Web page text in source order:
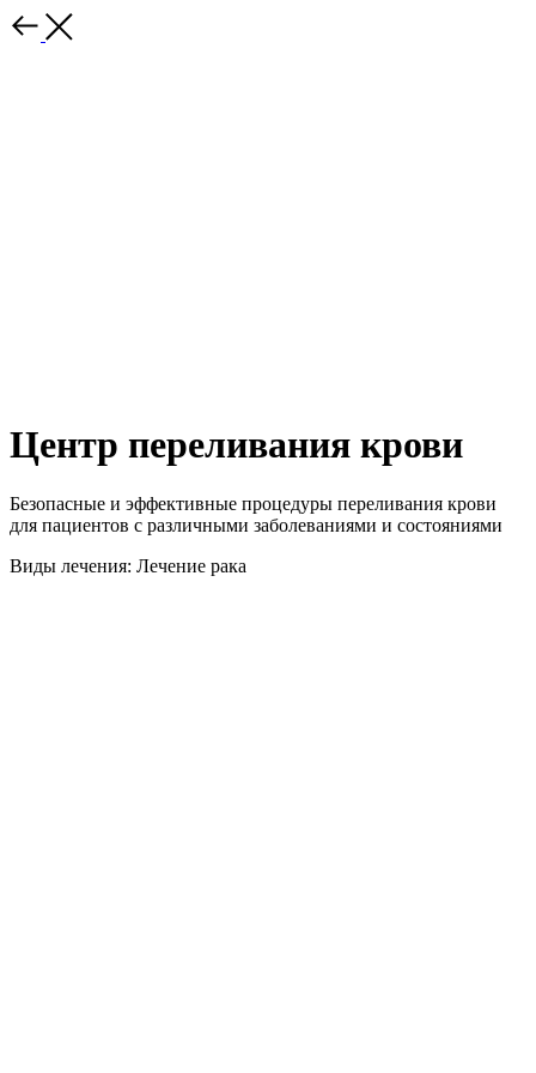
Центр переливания крови
Безопасные и эффективные процедуры переливания крови
для пациентов с различными заболеваниями и состояниями
Виды лечения: Лечение рака